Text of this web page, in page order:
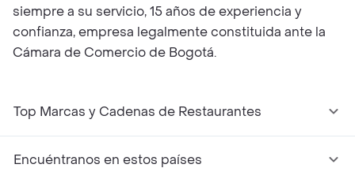
siempre a su servicio, 15 años de experiencia y
confianza, empresa legalmente constituida ante la
Cámara de Comercio de Bogotá.
Top Marcas y Cadenas de Restaurantes
Encuéntranos en estos países